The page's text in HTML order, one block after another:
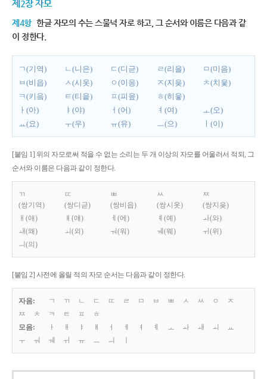
제2장 자모
제4항 한글 자모의 수는 스물넉 자로 하고, 그 순서와 이름은 다음과 같
이 정한다.
ㄱ(기역) ㄴ(니은) ㄷ(디귿) ㄹ(리을)
ㅁ(미음)
ㅂ(비읍)
ㅅ(시옷) ㅇ(이응) ㅈ(지읒)
ㅊ(치읓)
ㅋ(키읔)
ㅌ(티읕) ㅍ(피읖)
ㅎ(히읗)
ㅏ(아)
ㅑ(야) ㅓ(어) ㅕ(여)
ㅗ(오)
ㅛ(요)
ㅜ(우) ㅠ(유) ㅡ(으) ㅣ(이)
[붙임 1] 위의 자모로써 적을 수 없는 소리는 두 개 이상의 자모를 어울러서 적되, 그
순서와 이름은 다음과 같이 정한다.
ㄲ
(쌍기역)
ㄸ
(쌍디귿)
ㅃ
(쌍비읍)
ㅆ
(쌍시옷)
ㅉ
(쌍지읒)
ㅐ(애)
ㅒ(얘) ㅔ(에) ㅖ(예)
ㅘ(와)
ㅙ(왜)
ㅚ(외) ㅝ(워) ㅞ(웨)
ㅟ(위)
ㅢ(의)
[붙임 2] 사전에 올릴 적의 자모 순서는 다음과 같이 정한다.
자음: ㄱ ㄲ ㄴ ㄷ ㄸ ㄹ ㅁ ㅂ ㅃ ㅅ ㅆ ㅇ
ㅈ
ㅉ
ㅊ ㅋ ㅌ ㅍ
ㅎ
모음:
ㅏ ㅐ ㅑ ㅒ ㅓ ㅔ ㅕ ㅖ ㅗ ㅘ ㅙ ㅚ
ㅛ
ㅜ
ㅝ ㅞ ㅟ ㅠ ㅡ ㅢ